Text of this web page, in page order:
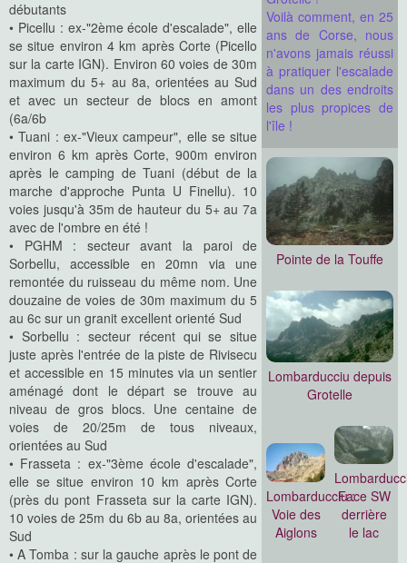
Voilà comment, en 25
ans de Corse, nous
n'avons jamais réussi
à pratiquer l'escalade
dans un des endroits
les plus propices de
l'île !
Pointe de la Touffe
Lombarducciu depuis
Grotelle
Lombarducciu :
Voie des
Aiglons
Face SW
derrière
le lac
débutants
• Picellu : ex-"2ème école d'escalade", elle
se situe environ 4 km après Corte (Picello
sur la carte IGN). Environ 60 voies de 30m
maximum du 5+ au 8a, orientées au Sud
et avec un secteur de blocs en amont
(6a/6b
• Tuani : ex-"Vieux campeur", elle se situe
environ 6 km après Corte, 900m environ
après le camping de Tuani (début de la
marche d'approche Punta U Finellu). 10
voies jusqu'à 35m de hauteur du 5+ au 7a
avec de l'ombre en été !
• PGHM : secteur avant la paroi de
Sorbellu, accessible en 20mn via une
remontée du ruisseau du même nom. Une
douzaine de voies de 30m maximum du 5
au 6c sur un granit excellent orienté Sud
• Sorbellu : secteur récent qui se situe
juste après l'entrée de la piste de Rivisecu
et accessible en 15 minutes via un sentier
aménagé dont le départ se trouve au
niveau de gros blocs. Une centaine de
voies de 20/25m de tous niveaux,
orientées au Sud
• Frasseta : ex-"3ème école d'escalade",
elle se situe environ 10 km après Corte
(près du pont Frasseta sur la carte IGN).
10 voies de 25m du 6b au 8a, orientées au
Sud
• A Tomba : sur la gauche après le pont de